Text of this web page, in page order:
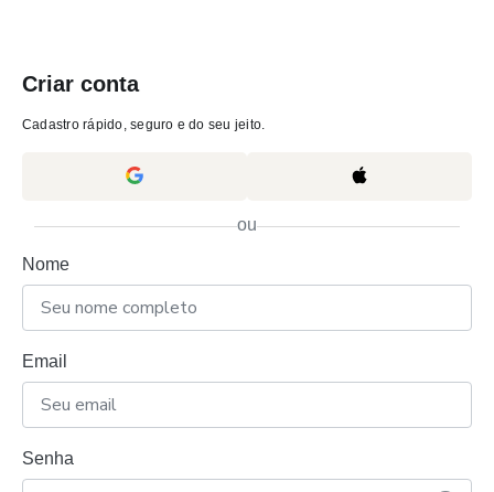
Criar conta
Cadastro rápido, seguro e do seu jeito.
ou
Nome
Email
Senha